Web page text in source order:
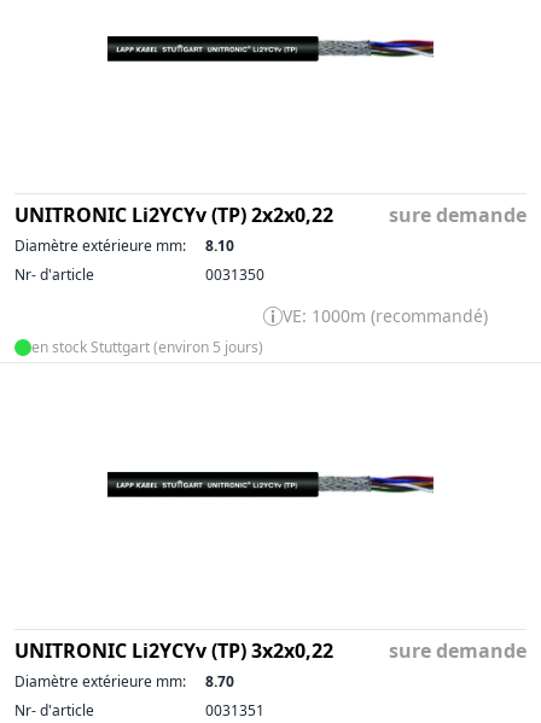
UNITRONIC Li2YCYv (TP) 2x2x0,22 sure demande
Diamètre extérieure mm:
8.10
Nr- d'article
0031350
VE: 1000m (recommandé)
en stock Stuttgart (environ 5 jours)
UNITRONIC Li2YCYv (TP) 3x2x0,22 sure demande
Diamètre extérieure mm:
8.70
Nr- d'article
0031351